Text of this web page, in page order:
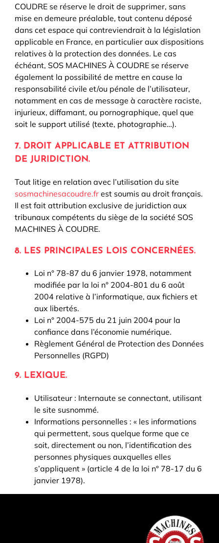
COUDRE se réserve le droit de supprimer, sans
mise en demeure préalable, tout contenu déposé
dans cet espace qui contreviendrait à la législation
applicable en France, en particulier aux dispositions
relatives à la protection des données. Le cas
échéant, SOS MACHINES À COUDRE se réserve
également la possibilité de mettre en cause la
responsabilité civile et/ou pénale de l’utilisateur,
notamment en cas de message à caractère raciste,
injurieux, diffamant, ou pornographique, quel que
soit le support utilisé (texte, photographie…).
7. DROIT APPLICABLE ET ATTRIBUTION
DE JURIDICTION.
Tout litige en relation avec l’utilisation du site
sosmachinesacoudre.fr est soumis au droit français.
Il est fait attribution exclusive de juridiction aux
tribunaux compétents du siège de la société SOS
MACHINES À COUDRE.
8. LES PRINCIPALES LOIS CONCERNÉES.
Loi n° 78-87 du 6 janvier 1978, notamment
modifiée par la loi n° 2004-801 du 6 août
2004 relative à l’informatique, aux fichiers et
aux libertés.
Loi n° 2004-575 du 21 juin 2004 pour la
confiance dans l’économie numérique.
Règlement Général de Protection des Données
Personnelles (RGPD)
9. LEXIQUE.
Utilisateur : Internaute se connectant, utilisant
le site susnommé.
Informations personnelles : « les informations
qui permettent, sous quelque forme que ce
soit, directement ou non, l’identification des
personnes physiques auxquelles elles
s’appliquent » (article 4 de la loi n° 78-17 du 6
janvier 1978).